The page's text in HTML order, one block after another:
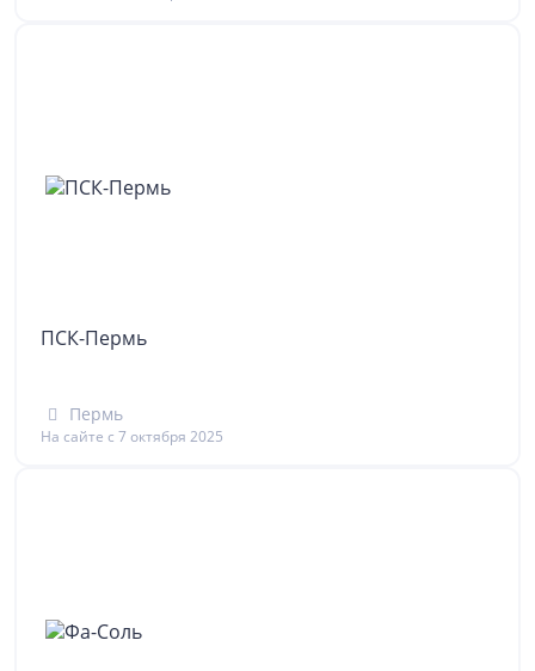
ПСК-Пермь
Пермь
На сайте с 7 октября 2025